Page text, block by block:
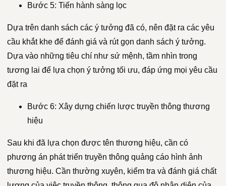
Bước 5: Tiến hành sàng lọc
Dựa trên danh sách các ý tưởng đã có, nên đặt ra các yêu
cầu khắt khe để đánh giá và rút gọn danh sách ý tưởng.
Dựa vào những tiêu chí như sứ mệnh, tầm nhìn trong
tương lai để lựa chọn ý tưởng tối ưu, đáp ứng mọi yêu cầu
đặt ra
Bước 6: Xây dựng chiến lược truyền thông thương
hiệu
Sau khi đã lựa chọn được tên thương hiệu, cần có
phương án phát triển truyền thông quảng cáo hình ảnh
thương hiệu. Cần thường xuyên, kiểm tra và đánh giá chất